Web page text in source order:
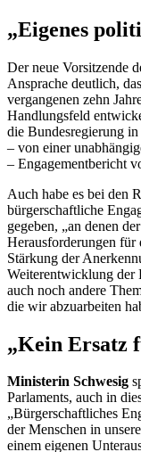
„Eigenes
Der neue Vorsitzende
Ansprache deutlich,
vergangenen zehn
Handlungsfeld
die Bundesregierung
– von einer
– Engagementbericht
Auch habe es bei den
bürgerschaftliche
gegeben, „an denen
Herausforderungen für
Stärkung der
Weiterentwicklung der
auch noch andere
die wir abzuarbeiten
„Kein Ersatz
Ministerin Schwesig
Parlaments, auch in
„Bürgerschaftliches
der Menschen in
einem eigenen